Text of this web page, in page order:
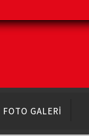
FOTO GALERİ